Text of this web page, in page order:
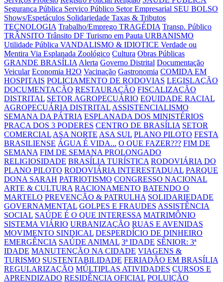
Segurança Pública Serviço Público Setor Empresarial SEU BOLSO
Shows/Espetáculos Solidariedade Taxas & Tributos
TECNOLOGIA Trabalho/Emprego TRAGÉDIA Transp. Público
TRÂNSITO Trânsito DF Turismo em Pauta URBANISMO
Utilidade Pública VANDALISMO & IDIOTICE Verdade ou
Mentira Via Esplanada Zoológico Cultura Obras Públicas
GRANDE BRASÍLIAAlerta Governo Distrital Documentação
Veicular Economia H2O Vacinação Gastronomia COMIDA EM
HOSPITAIS POLICIAMENTO DE RODOVIAS LEGISLAÇÃO
DOCUMENTAÇÃO RESTAURAÇÃO FISCALIZAÇÃO
DISTRITAL SETOR AGROPECUÁRIO EQUIDADE RACIAL
AGROPECUÁRIA DISTRITALASSISTENCIALISMO
SEMANA DA PÁTRIA ESPLANADA DOS MINISTÉRIOS
PRAÇA DOS 3 PODERES CENTRO DE BRASÍLIA SETOR
COMERCIALASA NORTE ASA SUL PLANO PILOTO FESTA
BRASILIENSE ÁGUA É VIDA... O QUE FAZER??? FIM DE
SEMANA FIM DE SEMANA PROLONGADO
RELIGIOSIDADE BRASÍLIA TURÍSTICA RODOVIÁRIA DO
PLANO PILOTO RODOVIÁRIA INTERESTADUAL PARQUE
DONA SARAH PATRIOTISMO CONGRESSO NACIONAL
ARTE & CULTURA RACIONAMENTO BATENDO O
MARTELO PREVENÇÃO & PATRULHA SOLIDARIEDADE
GOVERNAMENTAL GOLPES E FRAUDES ASSISTÊNCIA
SOCIAL SAÚDE É O QUE INTERESSA MATRIMÔNIO
SISTEMA VIÁRIO URBANIZAÇÃO RUAS E AVENIDAS
MOVIMENTO SINDICAL DESPERDÍCIO DE DINHEIRO
EMERGÊNCIA SAÚDE ANIMAL 3ª IDADE SÊNIOR: 3ª
IDADE MANUTENÇÃO NA CIDADE VIAGENS &
TURISMO SUSTENTABILIDADE FERIADÃO EM BRASÍLIA
REGULARIZAÇÃO MÚLTIPLAS ATIVIDADES CURSOS E
APRENDIZADO RESIDÊNCIA OFICIAL POLUIÇÃO